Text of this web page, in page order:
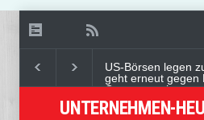
US-Börsen legen
geht erneut gegen
Gouverneurin vor
UNTERNEHMEN-